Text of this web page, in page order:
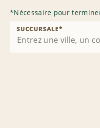
*Nécessaire pour
SUCCURSALE*